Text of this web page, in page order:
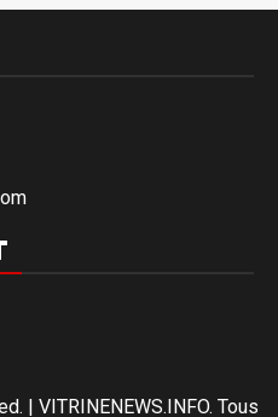
| VITRINENEWS.INFO. Tous